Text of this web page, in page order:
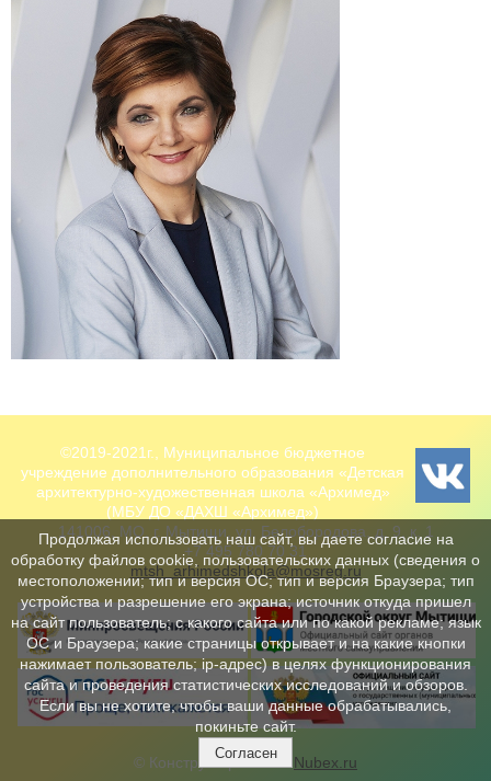
©2019-2021г., Муниципальное бюджетное
учреждение дополнительного образования «Детская
архитектурно-художественная школа «Архимед»
(МБУ ДО «ДАХШ «Архимед»)
141006, МО, г. Мытищи, ул. Белобородова, д. 9, к. 1
+7 495 780 70 31
mtsh_arhimedshkola@mosreg.ru
© Конструктор сайтовNubex.ru
Продолжая использовать наш сайт, вы даете согласие на
обработку файлов cookie, пользовательских данных (сведения о
местоположении; тип и версия ОС; тип и версия Браузера; тип
устройства и разрешение его экрана; источник откуда пришел
на сайт пользователь; с какого сайта или по какой рекламе; язык
ОС и Браузера; какие страницы открывает и на какие кнопки
нажимает пользователь; ip-адрес) в целях функционирования
сайта и проведения статистических исследований и обзоров.
Если вы не хотите, чтобы ваши данные обрабатывались,
покиньте сайт.
Согласен